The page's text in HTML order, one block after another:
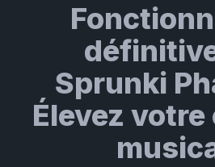
Sprunki
Élevez